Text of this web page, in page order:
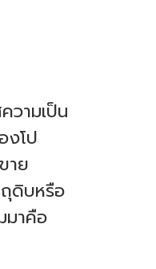
วามเป็น
งโป
าย
ดิบหรือ
มาคือ